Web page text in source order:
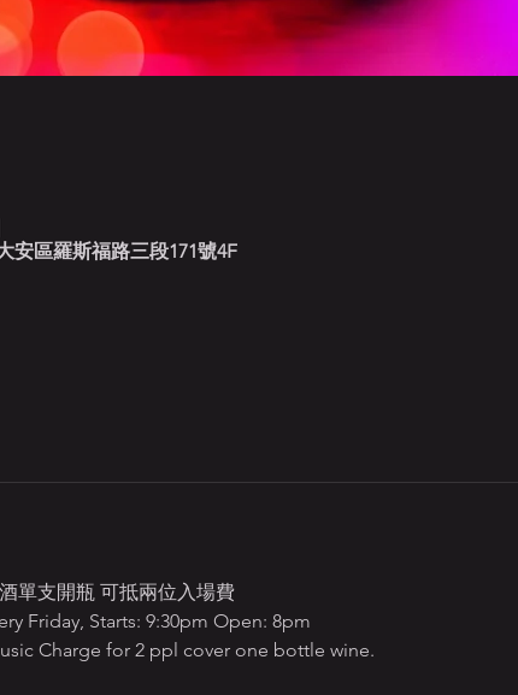
安區羅斯福路三段171號4F
單支開瓶 可抵兩位入場費
Friday, Starts: 9:30pm Open: 8pm
Charge for 2 ppl cover one bottle wine.